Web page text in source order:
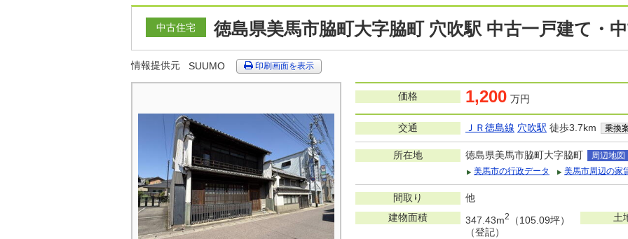
中古住宅 徳島県美馬市脇町大字脇町 穴吹駅 中古一戸建て・
情報提供元 SUUMO 印刷画面を表示
価格 1,200 万円
交通 ＪＲ徳島線 穴吹駅 徒歩3.7km 乗換
所在地 徳島県美馬市脇町大字脇町
周辺地図
美馬市の行政データ
美馬市周辺の家
間取り
他
建物面積
347.43m2
（105.09坪）
（登記）
土